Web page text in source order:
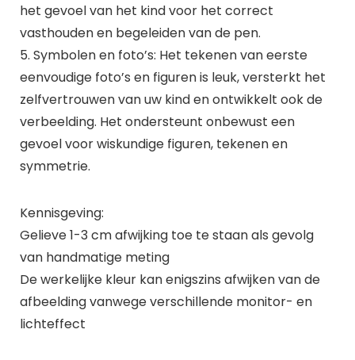
het gevoel van het kind voor het correct
vasthouden en begeleiden van de pen.
5. Symbolen en foto’s: Het tekenen van eerste
eenvoudige foto’s en figuren is leuk, versterkt het
zelfvertrouwen van uw kind en ontwikkelt ook de
verbeelding. Het ondersteunt onbewust een
gevoel voor wiskundige figuren, tekenen en
symmetrie.
Kennisgeving:
Gelieve 1-3 cm afwijking toe te staan als gevolg
van handmatige meting
De werkelijke kleur kan enigszins afwijken van de
afbeelding vanwege verschillende monitor- en
lichteffect